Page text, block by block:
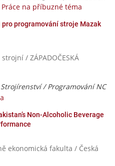
Práce na příbuzné téma
pro programování stroje Mazak
/ ZÁPADOČESKÁ
Strojírenství / Programování NC
Non-Alcoholic Beverage
ekonomická fakulta / Česká